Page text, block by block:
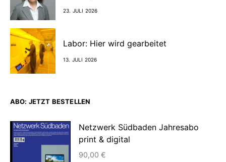
23. JULI 2026
Labor: Hier wird gearbeitet
13. JULI 2026
ABO: JETZT BESTELLEN
Netzwerk Südbaden Jahresabo
print & digital
90,00 €